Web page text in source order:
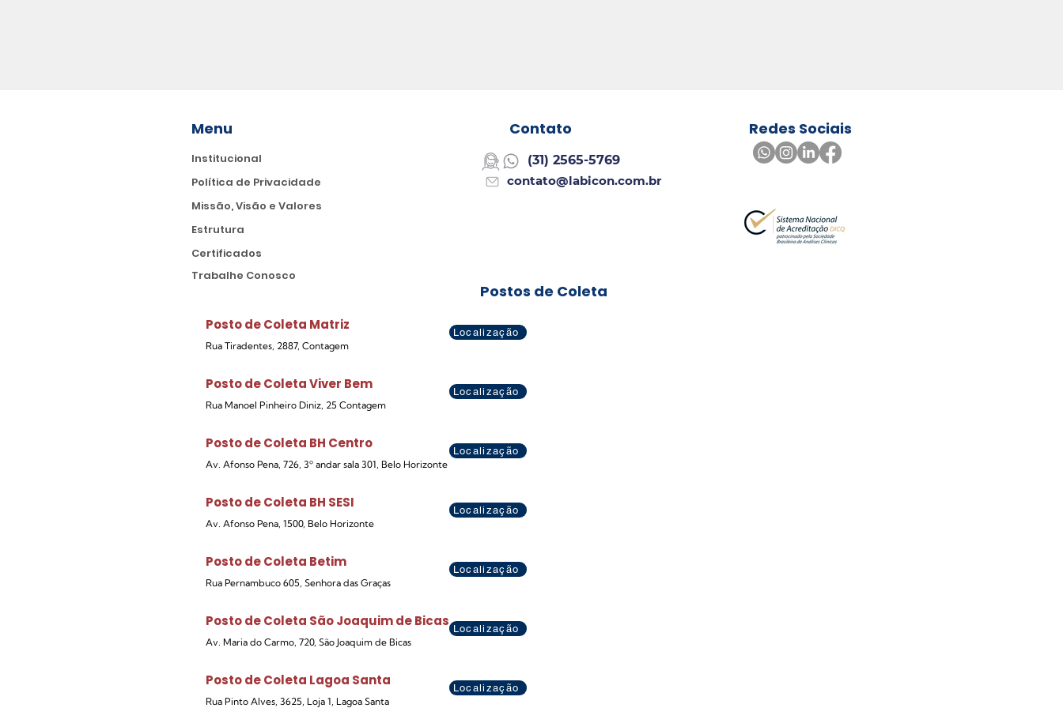
Menu
Institucional
Política de Privacidade
Missão, Visão e Valores
Estrutura
Certificados
Trabalhe Conosco
Contato
(31) 2565-5769
Redes Sociais
contato@labicon.com.br
Postos de Coleta
Posto de Coleta Matriz
Localização
Rua Tiradentes, 2887, Contagem
Posto de Coleta Viver Bem
Localização
Rua Manoel Pinheiro Diniz, 25 Contagem
Posto de Coleta BH Centro
Localização
Av. Afonso Pena, 726, 3º andar sala 301, Belo Horizonte
Posto de Coleta BH SESI
Localização
Av. Afonso Pena, 1500, Belo Horizonte
Posto de Coleta Betim
Localização
Rua Pernambuco 605, Senhora das Graças
Posto de Coleta São Joaquim de Bicas Localização
Av. Maria do Carmo, 720, São Joaquim de Bicas
Posto de Coleta Lagoa Santa
Localização
Rua Pinto Alves, 3625, Loja 1, Lagoa Santa